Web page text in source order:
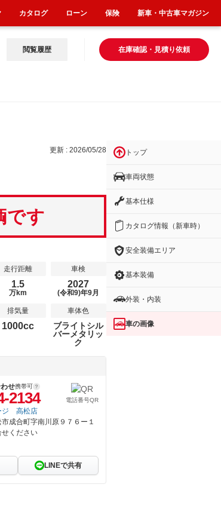
在庫確認・見積り依頼
閲覧履歴
更新 : 2026/05/28
です
走行距離
1.5
万km
車検
2027
(令和9)年9月
排気量
1000cc
車体色
ブライトシル
バーメタリッ
ク
せ携帯可
2134 電話番号QR
ジ 高松店
成合町字南川原９７６ー１
ください
LINEで共有
トップ
車両状態
基本仕様
カタログ情報（新車時）
安全装備エリア
基本装備
外装・内装
車の画像
カタログ ローン 保険 新車・中古車マガジン